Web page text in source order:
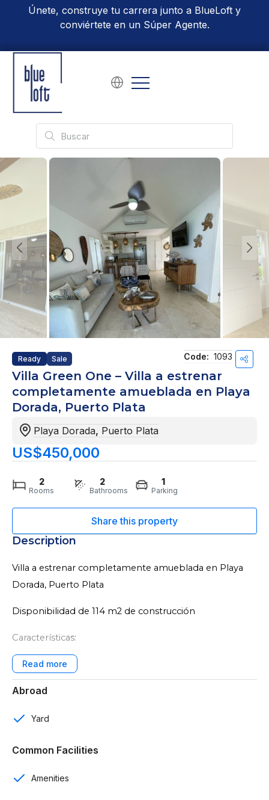
Únete, construye tu carrera junto a BlueLoft y
conviértete en un Súper Agente.
Ready Sale Code: 1093
Villa Green One – Villa a estrenar
completamente amueblada en Playa
Dorada, Puerto Plata
Playa Dorada, Puerto Plata
US$450,000
2
Rooms
2
Bathrooms
1
Parking
Description
Villa a estrenar completamente amueblada en Playa
Dorada, Puerto Plata
Disponibilidad de 114 m2 de construcción
Características:
1 nivel
2 rooms
2 baños
Abroad
Yard
Common Facilities
Amenities